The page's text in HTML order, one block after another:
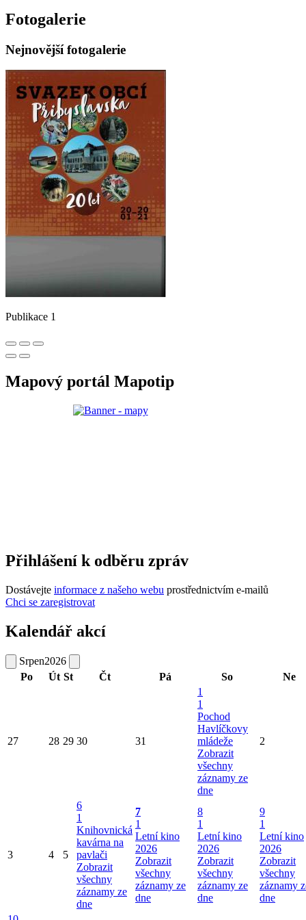
Fotogalerie
Nejnovější fotogalerie
Publikace 1
Mapový portál Mapotip
Přihlášení k odběru zpráv
Dostávejte informace z našeho webu prostřednictvím e-mailů
Chci se zaregistrovat
Kalendář akcí
Srpen2026
Po
Út St Čt Pá So Ne
27 28 29 30 31
1
1
Pochod
Havlíčkovy
mládeže
Zobrazit
všechny
záznamy ze
dne
2
3 4 5
6
1
Knihovnická
kavárna na
pavlači
Zobrazit
všechny
záznamy ze
dne
7
1
Letní kino
2026
Zobrazit
všechny
záznamy ze
dne
8
1
Letní kino
2026
Zobrazit
všechny
záznamy ze
dne
9
1
Letní kino
2026
Zobrazit
všechny
záznamy
dne